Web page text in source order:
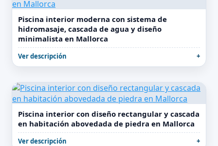
Piscina interior moderna con sistema de
hidromasaje, cascada de agua y diseño
minimalista en Mallorca
Ver descripción
Piscina interior con diseño rectangular y cascada
en habitación abovedada de piedra en Mallorca
Ver descripción